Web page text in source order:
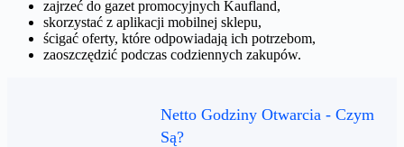
zajrzeć do gazet promocyjnych Kaufland,
skorzystać z aplikacji mobilnej sklepu,
ścigać oferty, które odpowiadają ich potrzebom,
zaoszczędzić podczas codziennych zakupów.
Netto Godziny Otwarcia - Czym
Są?